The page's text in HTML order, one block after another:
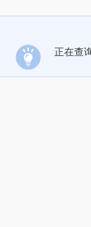
正在查